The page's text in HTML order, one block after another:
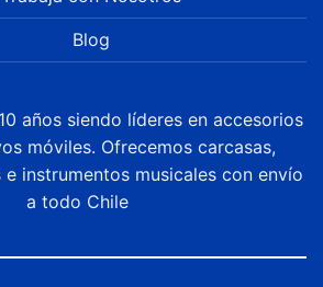
Blog
años siendo líderes en accesorios
móviles. Ofrecemos carcasas,
instrumentos musicales con envío
a todo Chile